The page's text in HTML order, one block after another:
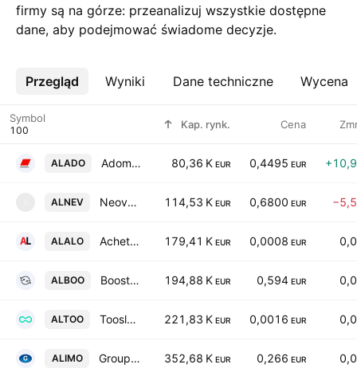
firmy są na górze: przeanalizuj wszystkie dostępne
dane, aby podejmować świadome decyzje.
Przegląd Wyniki Dane techniczne Wycena
Więcej
Symbol Kap. rynk. Cena
ALADO Adomos SA 80,36 K EUR 0,4495 EUR
ALNEV Neovacs SA 114,53 K EUR 0,6800 EUR
ALALO Acheter-Louer.fr SA 179,41 K EUR 0,0008 EUR
ALBOO Boostheat SAS 194,88 K EUR 0,594 EUR
ALTOO Toosla Societe Anonyme 221,83 K EUR 0,0016 EUR
ALIMO Groupimo S.A. 352,68 K EUR 0,266 EUR